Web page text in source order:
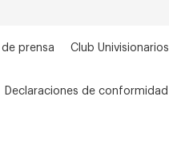
de prensa Club Univisionarios
Declaraciones de conformidad